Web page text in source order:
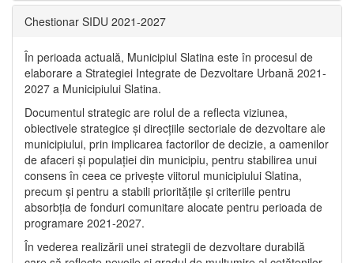
Chestionar SIDU 2021-2027
În perioada actuală, Municipiul Slatina este în procesul de
elaborare a Strategiei Integrate de Dezvoltare Urbană 2021‐
2027 a Municipiului Slatina.
Documentul strategic are rolul de a reflecta viziunea,
obiectivele strategice și direcțiile sectoriale de dezvoltare ale
municipiului, prin implicarea factorilor de decizie, a oamenilor
de afaceri și populației din municipiu, pentru stabilirea unui
consens în ceea ce privește viitorul municipiului Slatina,
precum și pentru a stabili prioritățile și criteriile pentru
absorbția de fonduri comunitare alocate pentru perioada de
programare 2021-2027.
În vederea realizării unei strategii de dezvoltare durabilă